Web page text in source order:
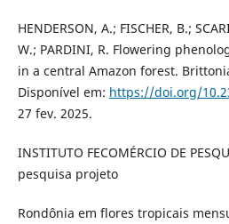
HENDERSON, A.; FISCHER, B.;
W.; PARDINI, R. Flowering
in a central Amazon forest.
Disponível em: https://doi.org/
27 fev. 2025.
INSTITUTO FECOMÉRCIO DE
pesquisa projeto
Rondônia em flores tropicais